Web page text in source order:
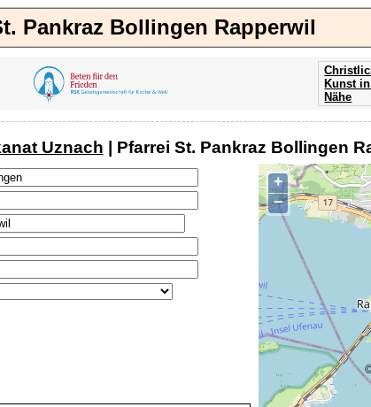
Pankraz Bollingen Rapperwil
Kunst
Nähe
Uznach | Pfarrei St. Pankraz Bollingen
+
−